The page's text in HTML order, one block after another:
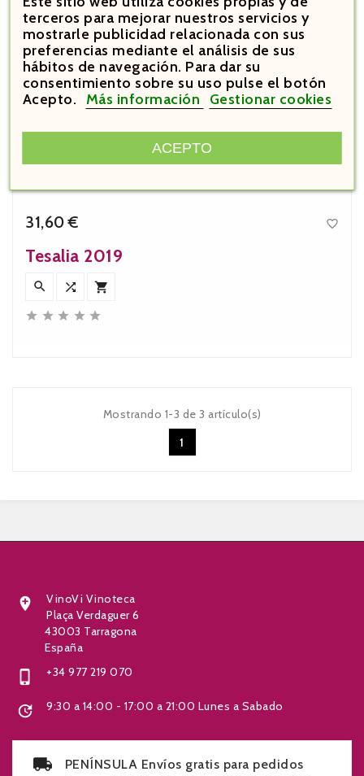
31,60 € 
Tesalia 2019
  
    
Mostrando 1-3 de 3 artículo(s)
1

VinoVi Vinoteca
Plaça Verdaguer 6
43003 Tarragona
España
 +34 977 219 070
 9:30 a 14:00 - 17:00 a 21:00 Lunes a Sabado
PENÍNSULA Envíos gratis para pedidos
terceros para mejorar nuestros servicios y
mostrarle publicidad relacionada con sus
preferencias mediante el análisis de sus
hábitos de navegación. Para dar su
consentimiento sobre su uso pulse el botón
Acepto. Más información Gestionar cookies
ACEPTO